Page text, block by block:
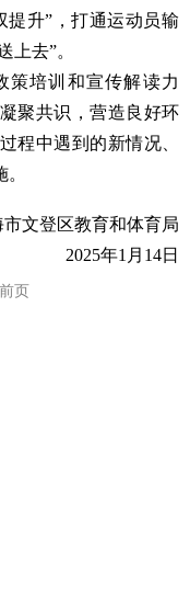
提升”，打通运动员输
上去”。
策培训和宣传解读力
聚共识，营造良好环
程中遇到的新情况、
市文登区教育和体育局
2025年1月14日
页